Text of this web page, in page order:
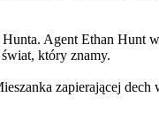
Agent Ethan Hunt
który znamy.
zapierającej dech